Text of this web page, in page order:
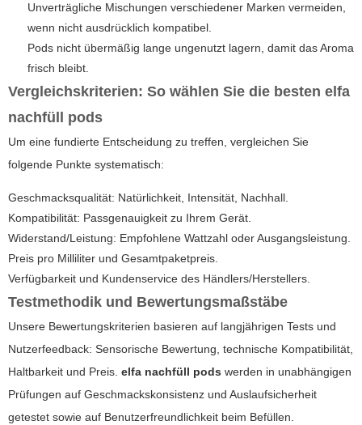
Unverträgliche Mischungen verschiedener Marken vermeiden,
wenn nicht ausdrücklich kompatibel.
Pods nicht übermäßig lange ungenutzt lagern, damit das Aroma
frisch bleibt.
Vergleichskriterien: So wählen Sie die besten elfa
nachfüll pods
Um eine fundierte Entscheidung zu treffen, vergleichen Sie
folgende Punkte systematisch:
Geschmacksqualität: Natürlichkeit, Intensität, Nachhall.
Kompatibilität: Passgenauigkeit zu Ihrem Gerät.
Widerstand/Leistung: Empfohlene Wattzahl oder Ausgangsleistung.
Preis pro Milliliter und Gesamtpaketpreis.
Verfügbarkeit und Kundenservice des Händlers/Herstellers.
Testmethodik und Bewertungsmaßstäbe
Unsere Bewertungskriterien basieren auf langjährigen Tests und
Nutzerfeedback: Sensorische Bewertung, technische Kompatibilität,
Haltbarkeit und Preis. elfa nachfüll pods werden in unabhängigen
Prüfungen auf Geschmackskonsistenz und Auslaufsicherheit
getestet sowie auf Benutzerfreundlichkeit beim Befüllen.